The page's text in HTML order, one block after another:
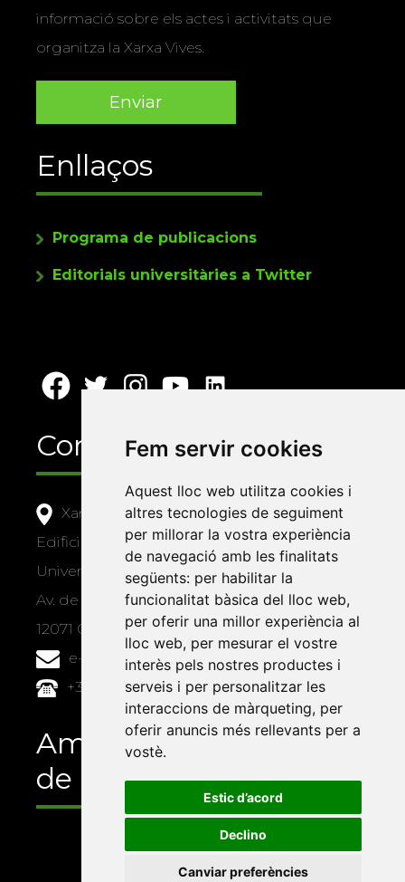
Fem servir cookies
Aquest lloc web utilitza cookies i
altres tecnologies de seguiment
per millorar la vostra experiència
de navegació amb les finalitats
següents: per habilitar la
funcionalitat bàsica del lloc web,
per oferir una millor experiència al
lloc web, per mesurar el vostre
interès pels nostres productes i
serveis i per personalitzar les
interaccions de màrqueting, per
oferir anuncis més rellevants per a
vostè.
Estic d’acord
Declino
Canviar preferències
informació sobre els actes i activitats que
organitza la Xarxa Vives.
Enllaços
Programa de publicacions
Editorials universitàries a Twitter
Contacte
Xarxa Vives d'Universitats
Edifici Àgora
Universitat Jaume I, local 10
Av. de Vicent Sos Baynat, s/n
12071 Castelló de la Plana
e-buc@vives.org
+34 964 72 89 93
Amb el suport
de